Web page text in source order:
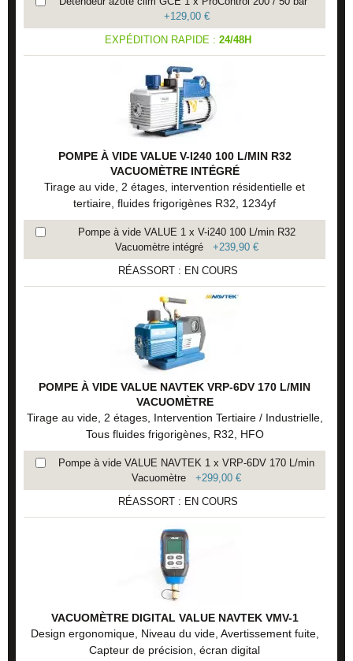
+129,00 €
EXPÉDITION RAPIDE : 24/48H
POMPE À VIDE VALUE V-I240 100 L/MIN R32
VACUOMÈTRE INTÉGRÉ
Tirage au vide, 2 étages, intervention résidentielle et
tertiaire, fluides frigorigènes R32, 1234yf
Pompe à vide VALUE 1 x V-i240 100 L/min R32
Vacuomètre intégré +239,90 €
RÉASSORT : EN COURS
POMPE À VIDE VALUE NAVTEK VRP-6DV 170 L/MIN
VACUOMÈTRE
Tirage au vide, 2 étages, Intervention Tertiaire / Industrielle,
Tous fluides frigorigènes, R32, HFO
Pompe à vide VALUE NAVTEK 1 x VRP-6DV 170 L/min
Vacuomètre +299,00 €
RÉASSORT : EN COURS
VACUOMÈTRE DIGITAL VALUE NAVTEK VMV-1
Design ergonomique, Niveau du vide, Avertissement fuite,
Capteur de précision, écran digital